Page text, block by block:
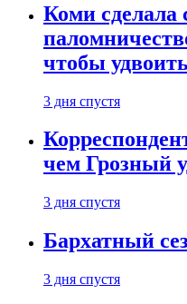
Коми сделала
чтобы
3 дня спустя
чем Грозный
3 дня спустя
Бархатный
3 дня спустя